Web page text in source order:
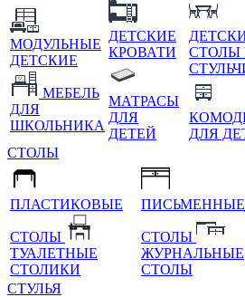
МОДУЛЬНЫЕ
ДЕТСКИЕ
МЕБЕЛЬ
ДЛЯ
ШКОЛЬНИКА
ДЕТСКИЕ
КРОВАТИ
МАТРАСЫ
ДЛЯ
ДЕТЕЙ
СТОЛЫ
ДЛЯ
СТОЛЫ
ПЛАСТИКОВЫЕ
СТОЛЫ
ТУАЛЕТНЫЕ
СТОЛИКИ
ПИСЬМЕННЫЕ
СТОЛЫ
ЖУРНАЛЬНЫЕ
СТОЛЫ
СТУЛЬЯ